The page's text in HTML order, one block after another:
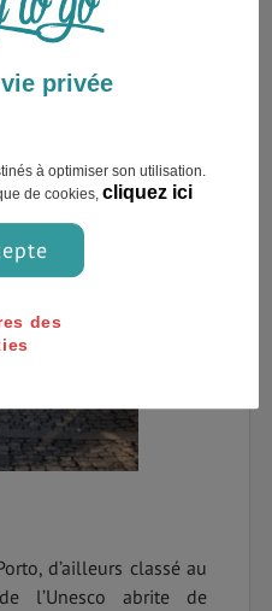
!
d’ailleurs classé au
l’Unesco abrite de
privée
à optimiser son utilisation.
de cookies,cliquez ici
des